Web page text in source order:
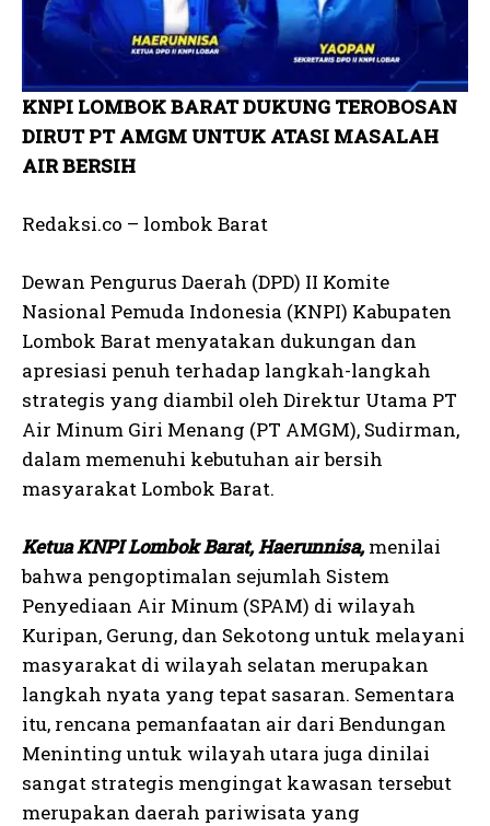
KNPI LOMBOK BARAT DUKUNG TEROBOSAN
DIRUT PT AMGM UNTUK ATASI MASALAH
AIR BERSIH
Redaksi.co – lombok Barat
Dewan Pengurus Daerah (DPD) II Komite
Nasional Pemuda Indonesia (KNPI) Kabupaten
Lombok Barat menyatakan dukungan dan
apresiasi penuh terhadap langkah-langkah
strategis yang diambil oleh Direktur Utama PT
Air Minum Giri Menang (PT AMGM), Sudirman,
dalam memenuhi kebutuhan air bersih
masyarakat Lombok Barat.
Ketua KNPI Lombok Barat, Haerunnisa,menilai
bahwa pengoptimalan sejumlah Sistem
Penyediaan Air Minum (SPAM) di wilayah
Kuripan, Gerung, dan Sekotong untuk melayani
masyarakat di wilayah selatan merupakan
langkah nyata yang tepat sasaran. Sementara
itu, rencana pemanfaatan air dari Bendungan
Meninting untuk wilayah utara juga dinilai
sangat strategis mengingat kawasan tersebut
merupakan daerah pariwisata yang